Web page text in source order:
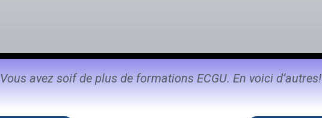
Vous avez soif de plus de formations ECGU. En voici d’autres!